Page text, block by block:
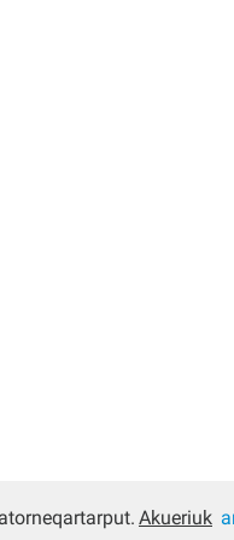
Akueriuk